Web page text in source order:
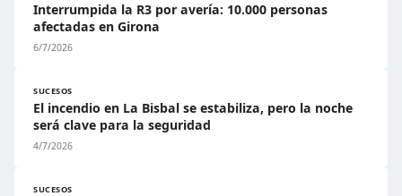
Interrumpida la R3 por avería: 10.000 personas
afectadas en Girona
6/7/2026
SUCESOS
El incendio en La Bisbal se estabiliza, pero la noche
será clave para la seguridad
4/7/2026
SUCESOS